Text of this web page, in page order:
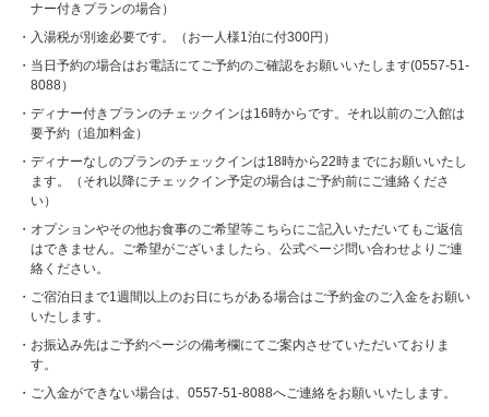
ナー付きプランの場合）
入湯税が別途必要です。（お一人様1泊に付300円）
当日予約の場合はお電話にてご予約のご確認をお願いいたします(0557-51-
8088）
ディナー付きプランのチェックインは16時からです。それ以前のご入館は
要予約（追加料金）
ディナーなしのプランのチェックインは18時から22時までにお願いいたし
ます。（それ以降にチェックイン予定の場合はご予約前にご連絡くださ
い）
オプションやその他お食事のご希望等こちらにご記入いただいてもご返信
はできません。ご希望がございましたら、公式ページ問い合わせよりご連
絡ください。
ご宿泊日まで1週間以上のお日にちがある場合はご予約金のご入金をお願い
いたします。
お振込み先はご予約ページの備考欄にてご案内させていただいておりま
す。
ご入金ができない場合は、0557-51-8088へご連絡をお願いいたします。